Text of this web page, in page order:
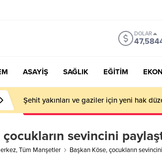
DOLAR
ASAYİŞ SAĞLIK EĞİTİM
Şehit yakınları ve gaziler için yeni hak
sevincini
,Tüm Manşetler Başkan Köse, çocukların